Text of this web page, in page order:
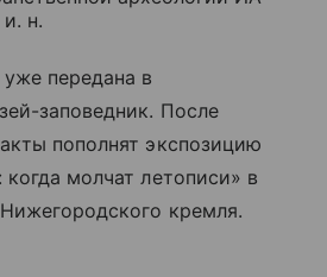
н.
передана в
заповедник. После
пополнят экспозицию
молчат летописи» в
кремля.